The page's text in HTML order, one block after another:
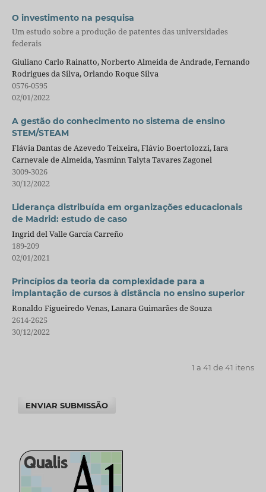
O investimento na pesquisa
Um estudo sobre a produção de patentes das universidades
federais
Giuliano Carlo Rainatto, Norberto Almeida de Andrade, Fernando
Rodrigues da Silva, Orlando Roque Silva
0576-0595
02/01/2022
A gestão do conhecimento no sistema de ensino
STEM/STEAM
Flávia Dantas de Azevedo Teixeira, Flávio Boertolozzi, Iara
Carnevale de Almeida, Yasminn Talyta Tavares Zagonel
3009-3026
30/12/2022
Liderança distribuída em organizações educacionais
de Madrid: estudo de caso
Ingrid del Valle García Carreño
189-209
02/01/2021
Princípios da teoria da complexidade para a
implantação de cursos à distância no ensino superior
Ronaldo Figueiredo Venas, Lanara Guimarães de Souza
2614-2625
30/12/2022
1 a 41 de 41 itens
ENVIAR SUBMISSÃO